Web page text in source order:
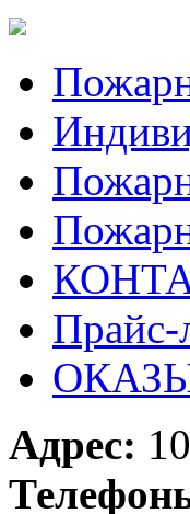
Прайс-
Адрес: